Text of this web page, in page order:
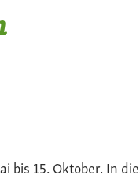
bis 15. Oktober. In